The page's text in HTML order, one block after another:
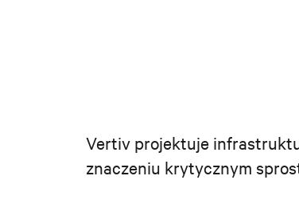
Vertiv projektuje
znaczeniu krytycznym